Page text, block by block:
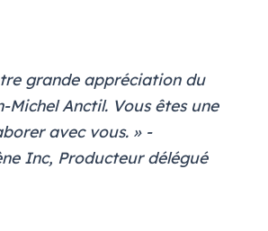
grande appréciation du
Anctil. Vous êtes une
avec vous. » -
Inc, Producteur délégué